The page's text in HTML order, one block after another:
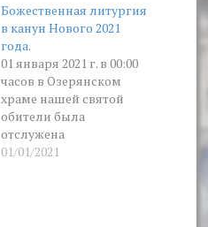
Божественная литургия
в канун Нового 2021
года.
01 января 2021 г. в 00:00
часов в Озерянском
храме нашей святой
обители была
отслужена
Божественная литургия.
01/01/2021